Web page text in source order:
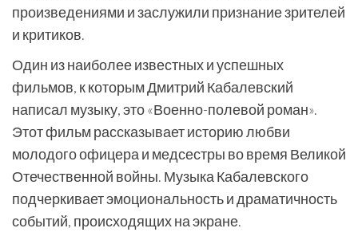
произведениями и заслужили признание зрителей
и критиков.
Один из наиболее известных и успешных
фильмов, к которым Дмитрий Кабалевский
написал музыку, это «Военно-полевой роман».
Этот фильм рассказывает историю любви
молодого офицера и медсестры во время Великой
Отечественной войны. Музыка Кабалевского
подчеркивает эмоциональность и драматичность
событий, происходящих на экране.